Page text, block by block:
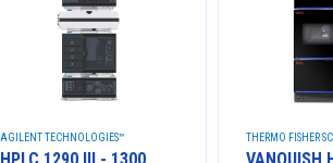
AGILENT TECHNOLOGIES™ THERMO FISHER